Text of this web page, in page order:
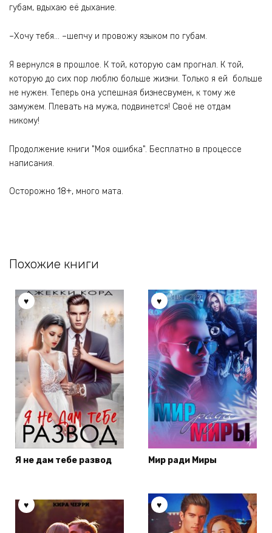
губам, вдыхаю её дыхание.
–Хочу тебя… –шепчу и провожу языком по губам.
Я вернулся в прошлое. К той, которую сам прогнал. К той,
которую до сих пор люблю больше жизни. Только я ей больше
не нужен. Теперь она успешная бизнесвумен, к тому же
замужем. Плевать на мужа, подвинется! Своё не отдам
никому!
Продолжение книги "Моя ошибка". Бесплатно в процессе
написания.
Осторожно 18+, много мата.
Похожие книги
Я не дам тебе развод Мир ради Миры